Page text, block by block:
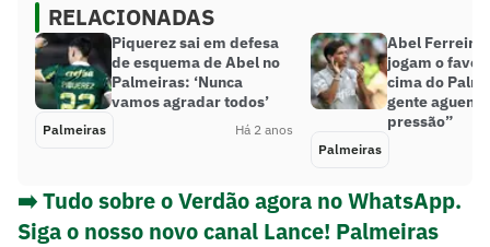
RELACIONADAS
Piquerez sai em defesa
de esquema de Abel no
Palmeiras: ‘Nunca
vamos agradar todos’
Palmeiras Há 2 anos
Abel Ferreira
jogam o
cima do
gente
pressão”
Palmeiras
➡️ Tudo sobre o Verdão agora no WhatsApp.
Siga o nosso novo canal Lance! Palmeiras